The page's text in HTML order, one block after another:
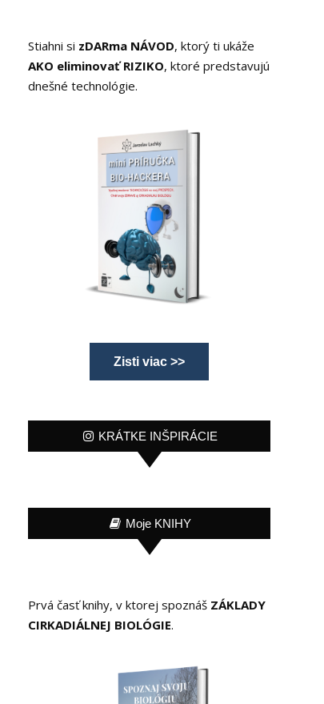
Stiahni si zDARma NÁVOD, ktorý ti ukáže
AKO eliminovať RIZIKO, ktoré predstavujú
dnešné technológie.
Zisti viac >>
KRÁTKE INŠPIRÁCIE
Moje KNIHY
Prvá časť knihy, v ktorej spoznáš ZÁKLADY
CIRKADIÁLNEJ BIOLÓGIE.